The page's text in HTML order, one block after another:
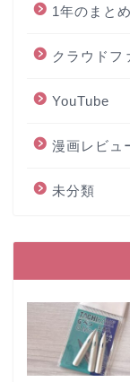
1年のまとめ
クラウドフ
YouTube
漫画レビュ
未分類